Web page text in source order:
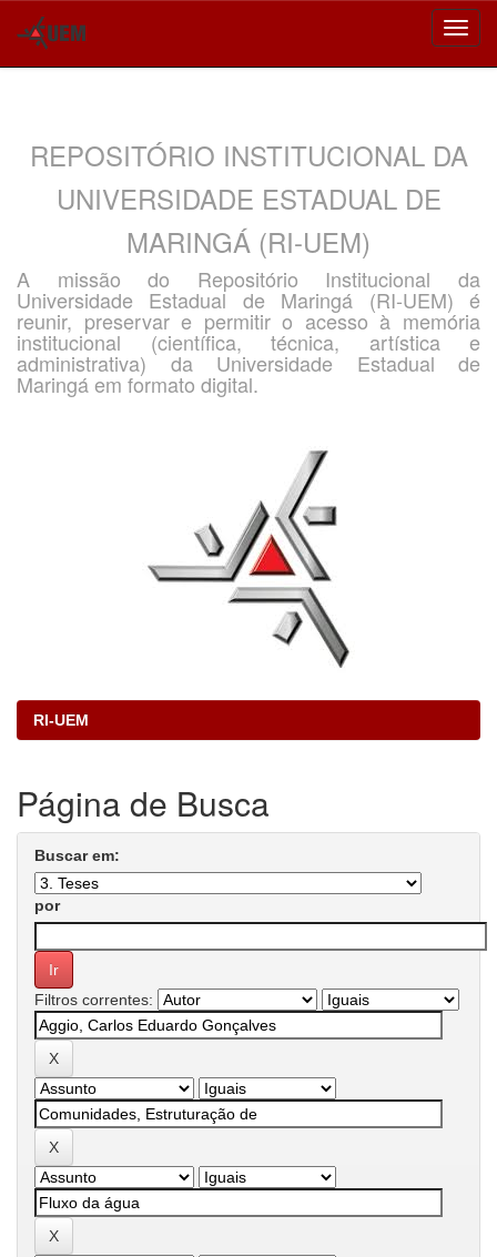
REPOSITÓRIO INSTITUCIONAL DA
UNIVERSIDADE ESTADUAL DE
MARINGÁ (RI-UEM)
A missão do Repositório Institucional da
Universidade Estadual de Maringá (RI-UEM) é
reunir, preservar e permitir o acesso à memória
institucional (científica, técnica, artística e
administrativa) da Universidade Estadual de
Maringá em formato digital.
RI-UEM
Página de Busca
Buscar em:
por
Filtros correntes: